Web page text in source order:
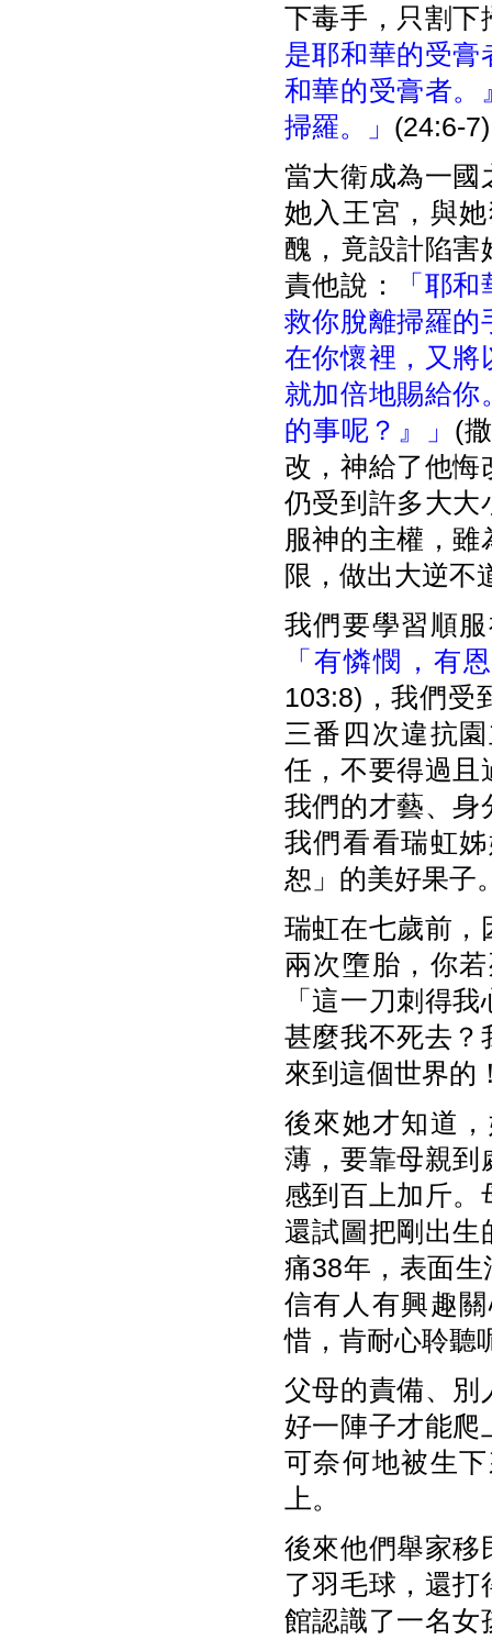
下毒手，只割下
是耶和華的受膏
和華的受膏者。
掃羅。」 (24:6-7)
當大衛成為一國
她入王宮，與
醜，竟設計陷害
責他說：
「耶
救你脫離掃羅的
在你懷裡，又將
就加倍地賜給你
的事呢？』」 (
改，神給了他悔
仍受到許多大大
服神的主權，
限，做出大逆不
我們要學習順
「有憐憫，有
103:8)，我們受
三番四次違抗
任，不要得過且
我們的才藝、身
我們看看瑞虹
恕」的美好果子
瑞虹在七歲前，
兩次墮胎，你
「這一刀刺得
甚麼我不死去？
來到這個世界的
後來她才知道
薄，要靠母親到
感到百上加斤。
還試圖把剛出生
痛38年，表面
信有人有興趣
惜，肯耐心聆聽
父母的責備、別
好一陣子才能爬
可奈何地被生
上。
後來他們舉家移
了羽毛球，還
館認識了一名女